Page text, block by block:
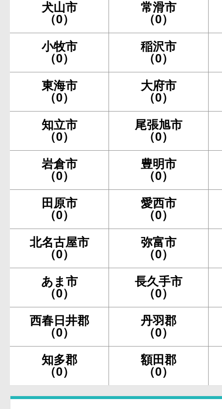
犬山市
（0）
常滑市
（0）
小牧市
（0）
稲沢市
（0）
東海市
（0）
大府市
（0）
知立市
（0）
尾張旭市
（0）
岩倉市
（0）
豊明市
（0）
田原市
（0）
愛西市
（0）
北名古屋市
（0）
弥富市
（0）
あま市
（0）
長久手市
（0）
西春日井郡
（0）
丹羽郡
（0）
知多郡
（0）
額田郡
（0）